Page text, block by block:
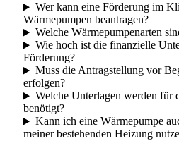
Wer kann eine Förderung im
Wärmepumpen beantragen?
Welche Wärmepumpenarten
Wie hoch ist die finanzielle
Förderung?
Muss die Antragstellung vor
erfolgen?
Welche Unterlagen werden für
benötigt?
Kann ich eine Wärmepumpe
meiner bestehenden Heizung